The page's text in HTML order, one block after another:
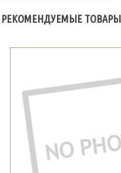
РЕКОМЕНДУЕМЫЕ ТОВАРЫ